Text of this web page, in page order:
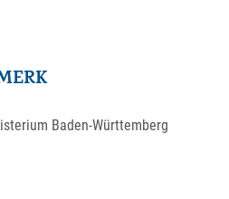
Baden-Württemberg